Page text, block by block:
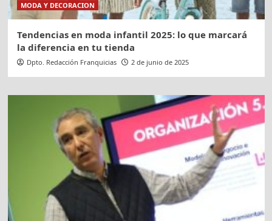
MODA Y DECORACION
Tendencias en moda infantil 2025: lo que marcará
la diferencia en tu tienda
Dpto. Redacción Franquicias 2 de junio de 2025